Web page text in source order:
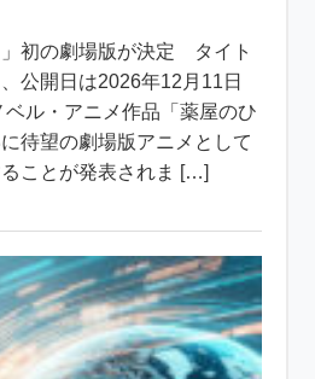
」初の劇場版が決定 タイト
公開日は2026年12月11日
ベル・アニメ作品「薬屋のひ
待望の劇場版アニメとして
ことが発表されま […]